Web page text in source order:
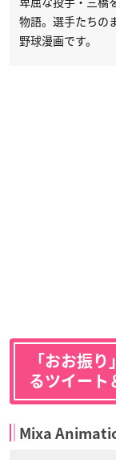
物語。選手たちの
野球漫画です。
「おお振
るツイート
Mixa